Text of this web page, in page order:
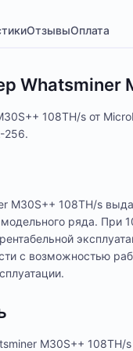
ОтзывыОплата
Whatsminer
108TH/s от
256.
M30S++ 108TH/s
ряда. При
с возможностью
M30S++ 108TH/